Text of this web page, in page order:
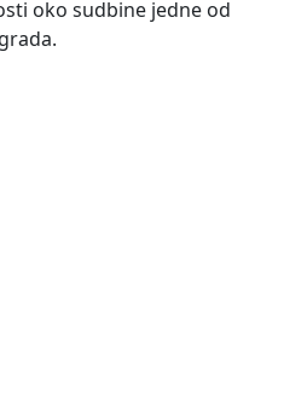
oko sudbine jedne od